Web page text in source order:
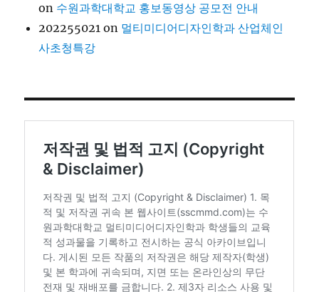
on 수원과학대학교 홍보동영상 공모전 안내
202255021 on 멀티미디어디자인학과 산업체인
사초청특강